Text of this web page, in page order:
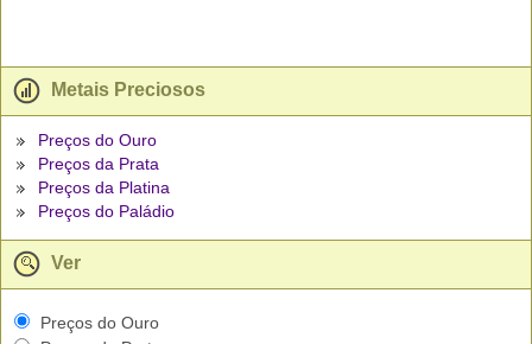
Metais Preciosos
Preços do Ouro
Preços da Prata
Preços da Platina
Preços do Paládio
Ver
Preços do Ouro